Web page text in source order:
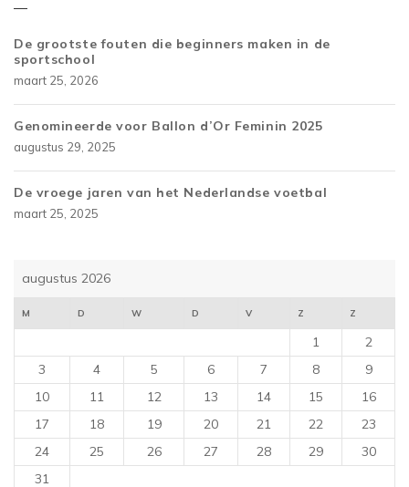
De grootste fouten die beginners maken in de
sportschool
maart 25, 2026
Genomineerde voor Ballon d’Or Feminin 2025
augustus 29, 2025
De vroege jaren van het Nederlandse voetbal
maart 25, 2025
augustus 2026
M D W D V Z Z
1
2
3
4 5 6 7 8
9
10
11 12 13 14 15
16
17
18 19 20 21 22
23
24
25 26 27 28 29
30
31